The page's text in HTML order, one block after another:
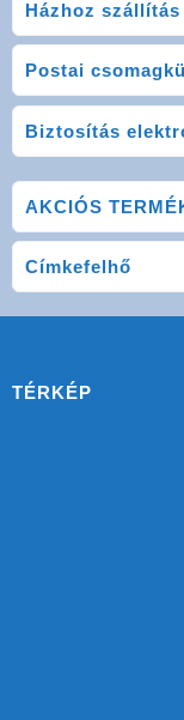
Házhoz szállítás
Postai
Biztosítás
AKCIÓS
Címkefelhő
TÉRKÉP